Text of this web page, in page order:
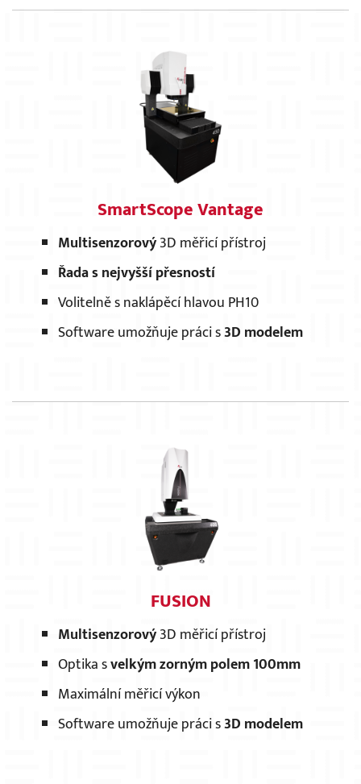
SmartScope Vantage
Multisenzorový3D měřicí přístroj
Řada s nejvyšší přesností
Volitelně s naklápěcí hlavou PH10
Software umožňuje práci s3D modelem
FUSION
Multisenzorový3D měřicí přístroj
Optika svelkým zorným polem 100mm
Maximální měřicí výkon
Software umožňuje práci s3D modelem